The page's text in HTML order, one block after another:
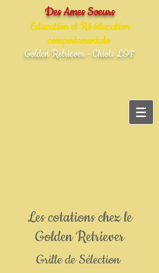
Des Ames Soeurs
Education et Ré éducation
comportementale
Golden Retriever - Chiots LOF
Les cotations chez le
Golden Retriever
Grille de Sélection